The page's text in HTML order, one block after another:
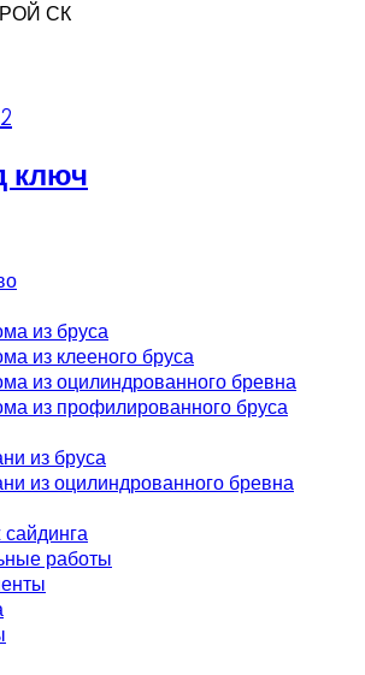
СК
ключ
из бруса
из клееного бруса
из оцилиндрованного бревна
из профилированного бруса
из бруса
из оцилиндрованного бревна
работы